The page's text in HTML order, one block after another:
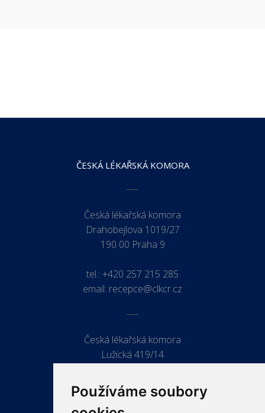
Používáme soubory
ČESKÁ LÉKAŘSKÁ KOMORA
Česká lékařská komora
Drahobejlova 1019/27
190 00 Praha 9
tel.: +420 257 215 285
email: recepce@clkcr.cz
Česká lékařská komora
Lužická 419/14